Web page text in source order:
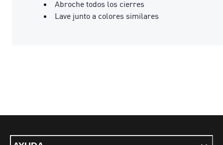
Abroche todos los cierres
Lave junto a colores similares